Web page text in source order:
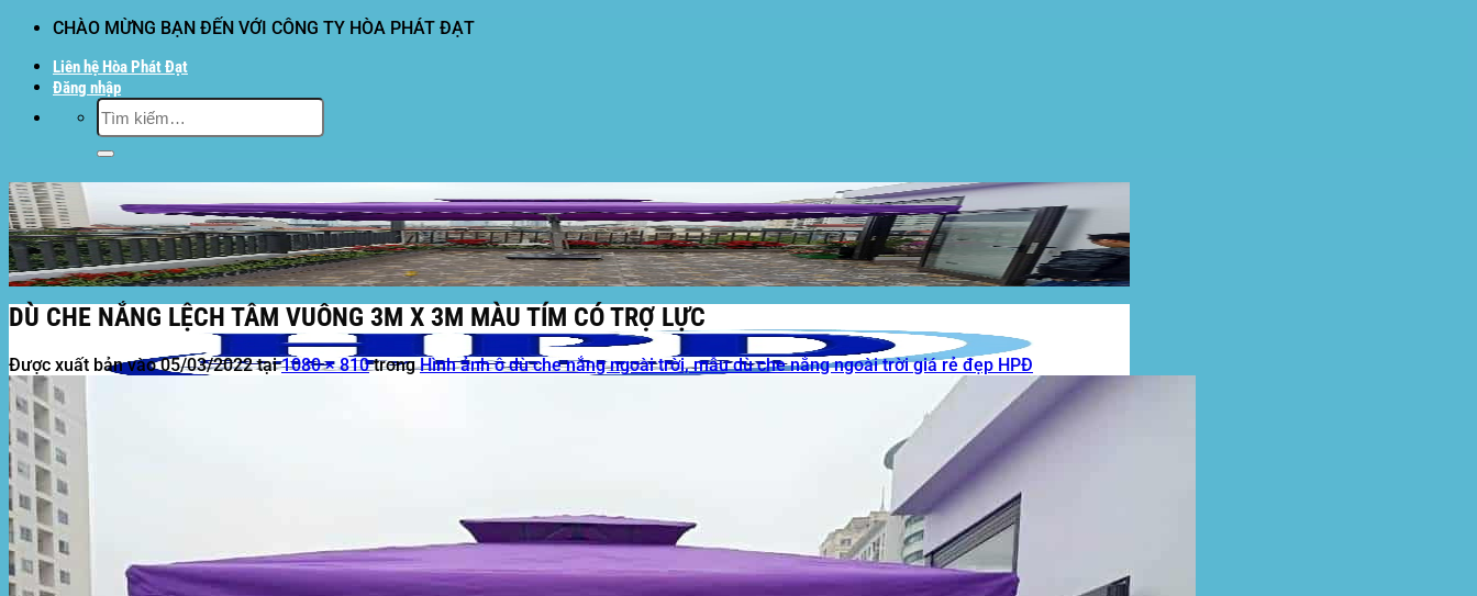
dung
CHÀO MỪNG BẠN ĐẾN VỚI CÔNG TY HÒA PHÁT ĐẠT
Liên hệ Hòa Phát Đạt
Đăng nhập
Tìm
kiếm:
DÙ CHE NẮNG LỆCH TÂM VUÔNG 3M X 3M MÀU TÍM CÓ TRỢ LỰC
Được xuất bản vào05/03/2022tại1080 × 810trongHình ảnh ô dù che nắng ngoài trời, mẫu dù che nắng ngoài trời giá rẻ đẹp HPĐ